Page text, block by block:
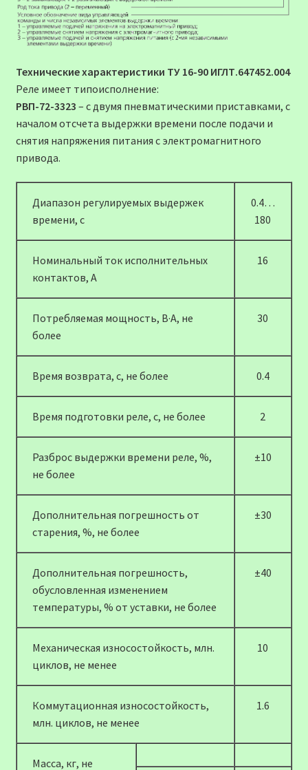
Технические характеристики ТУ 16-90 ИГЛТ.647452.004
Реле имеет типоисполнение:
РВП-72-3323 – с двумя пневматическими приставками, с
началом отсчета выдержки времени после подачи и
снятия напряжения питания с электромагнитного
привода.
Диапазон регулируемых выдержек
времени, c
0.4…
180
Номинальный ток исполнительных
контактов, А
16
Потребляемая мощность, В·А, не
более
30
Время возврата, с, не более 0.4
Время подготовки реле, с, не более 2
Разброс выдержки времени реле, %,
не более
±10
Дополнительная погрешность от
старения, %, не более
±30
Дополнительная погрешность,
обусловленная изменением
температуры, % от уставки, не более
±40
Механическая износостойкость, млн.
циклов, не менее
10
Коммутационная износостойкость,
млн. циклов, не менее
1.6
Масса, кг, не